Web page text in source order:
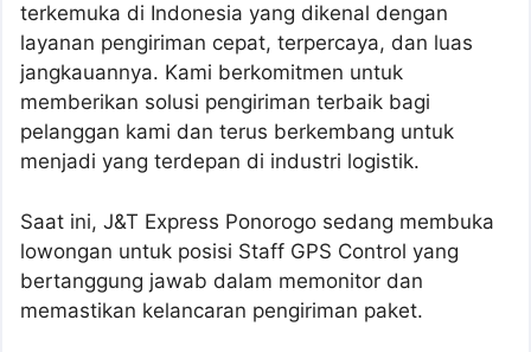
terkemuka di Indonesia yang dikenal dengan
layanan pengiriman cepat, terpercaya, dan luas
jangkauannya. Kami berkomitmen untuk
memberikan solusi pengiriman terbaik bagi
pelanggan kami dan terus berkembang untuk
menjadi yang terdepan di industri logistik.
Saat ini, J&T Express Ponorogo sedang membuka
lowongan untuk posisi Staff GPS Control yang
bertanggung jawab dalam memonitor dan
memastikan kelancaran pengiriman paket.